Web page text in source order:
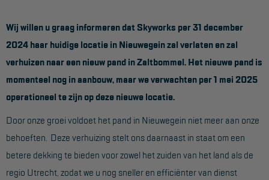
Magazijntrap
Trailertrap
Trap accessoires
Trap onderdelen
Schraag
VALBEVEILIGING
Wij willen u graag informeren dat Skyworks per 31 december
2024 haar huidige locatie in Nieuwegein zal verlaten en zal
verhuizen naar een nieuw pand in Zaltbommel. Het nieuwe pand is
momenteel nog in aanbouw, maar we verwachten per 1 mei 2025
operationeel te zijn op deze nieuwe locatie.
Door onze groei voldoet het pand in Nieuwegein niet meer aan onze
behoeften. Deze verhuizing stelt ons daarnaast in staat om een
betere dekking te bieden voor zowel het zuiden van het land als de
regio Utrecht, zodat we u nog sneller en efficiënter van dienst